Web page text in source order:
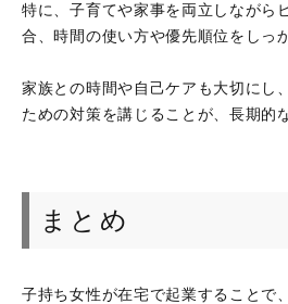
特に、子育てや家事を両立しながら
合、時間の使い方や優先順位をしっ
家族との時間や自己ケアも大切にし
ための対策を講じることが、長期的
まとめ
子持ち女性が在宅で起業することで